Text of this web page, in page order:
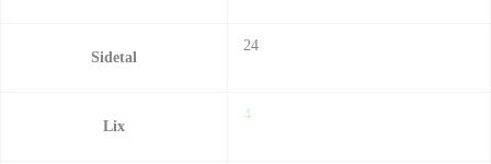
Sidetal
24
Lix
4